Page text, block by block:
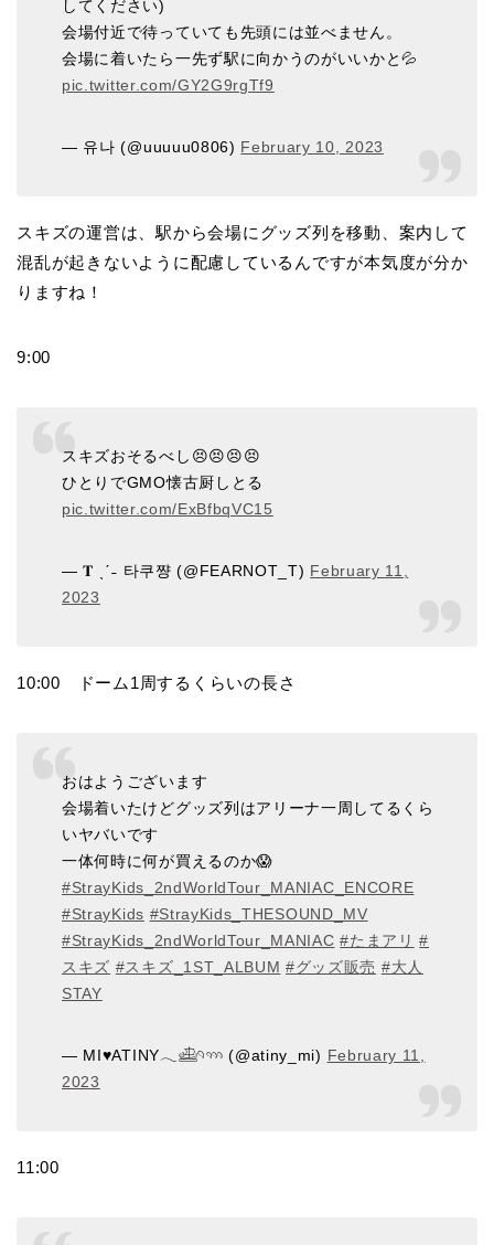
してください)
会場付近で待っていても先頭には並べません。
会場に着いたら一先ず駅に向かうのがいいかと💦
pic.twitter.com/GY2G9rgTf9
— 유나 (@uuuuu0806) February 10, 2023
スキズの運営は、駅から会場にグッズ列を移動、案内して
混乱が起きないように配慮しているんですが本気度が分か
りますね！
9:00
スキズおそるべし😣😣😣😣
ひとりでGMO懐古厨しとる
pic.twitter.com/ExBfbqVC15
— 𝐓 ˎˊ˗ 타쿠쨩 (@FEARNOT_T) February 11,
2023
10:00 ドーム1周するくらいの長さ
おはようございます
会場着いたけどグッズ列はアリーナ一周してるくら
いヤバいです
一体何時に何が買えるのか😱
#StrayKids_2ndWorldTour_MANIAC_ENCORE
#StrayKids #StrayKids_THESOUND_MV
#StrayKids_2ndWorldTour_MANIAC #たまアリ #
スキズ #スキズ_1ST_ALBUM #グッズ販売 #大人
STAY
— MI♥ATINY𓂃𓊝𓄹𓄺 (@atiny_mi) February 11,
2023
11:00